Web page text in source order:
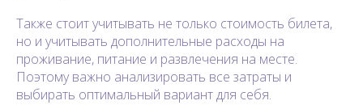
Также стоит учитывать не только стоимость билета,
но и учитывать дополнительные расходы на
проживание, питание и развлечения на месте.
Поэтому важно анализировать все затраты и
выбирать оптимальный вариант для себя.